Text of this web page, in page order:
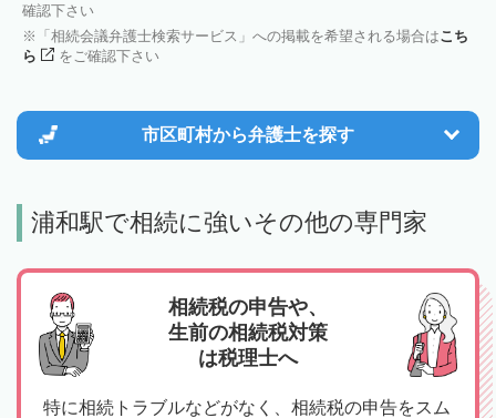
確認下さい
「相続会議弁護士検索サービス」への掲載を希望される場合はこち
ら
をご確認下さい
市区町村から弁護士を探す
浦和駅で相続に強いその他の専門家
相続税の申告や、
生前の相続税対策
は税理士へ
特に相続トラブルなどがなく、相続税の申告をスム